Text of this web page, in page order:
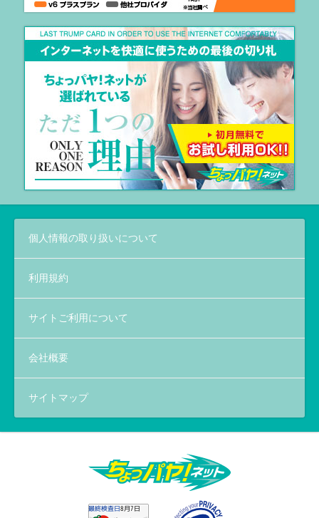
個人情報の取り扱いについて
利用規約
サイトご利用について
会社概要
サイトマップ